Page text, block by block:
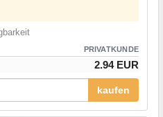
PRIVATKUNDE
2.94 EUR
kaufen